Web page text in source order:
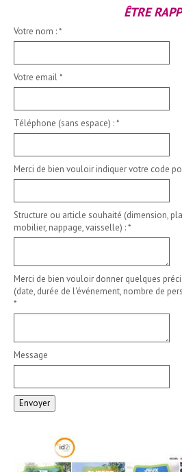
ÊTRE
Votre nom :*
Votre email*
Téléphone (sans espace) :*
Merci de bien vouloir indiquer votre code
Structure ou article souhaité (dimension,
mobilier, nappage, vaisselle) :*
Merci de bien vouloir donner quelques
(date, durée de l'événement, nombre de
*
Message
Envoyer